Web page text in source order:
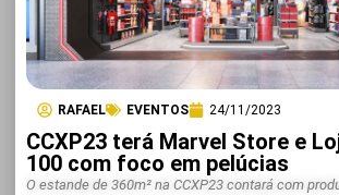
RAFAEL EVENTOS 24/11/2023
CCXP23 terá Marvel Store e
100 com foco em pelúcias
O estande de 360m² na CCXP23 contará com